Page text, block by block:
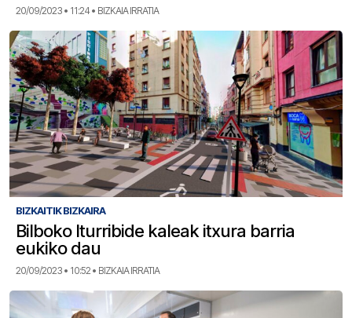
20/09/2023 • 11:24 • BIZKAIA IRRATIA
BIZKAITIK BIZKAIRA
Bilboko Iturribide kaleak itxura barria
eukiko dau
20/09/2023 • 10:52 • BIZKAIA IRRATIA